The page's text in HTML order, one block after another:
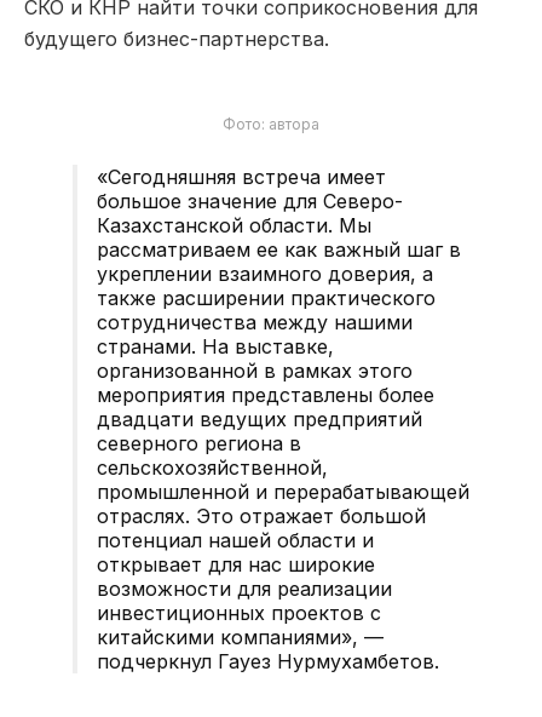
СКО и КНР найти точки соприкосновения для
будущего бизнес-партнерства.
Фото: автора
«Сегодняшняя встреча имеет
большое значение для Северо-
Казахстанской области. Мы
рассматриваем ее как важный шаг в
укреплении взаимного доверия, а
также расширении практического
сотрудничества между нашими
странами. На выставке,
организованной в рамках этого
мероприятия представлены более
двадцати ведущих предприятий
северного региона в
сельскохозяйственной,
промышленной и перерабатывающей
отраслях. Это отражает большой
потенциал нашей области и
открывает для нас широкие
возможности для реализации
инвестиционных проектов с
китайскими компаниями», —
подчеркнул Гауез Нурмухамбетов.